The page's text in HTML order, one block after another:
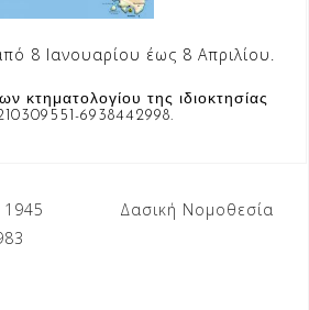
8 Ιανουαρίου έως 8 Απριλίου.
κτηματολογίου της ιδιοκτησίας
6938442998.
Δασική Νομοθεσία